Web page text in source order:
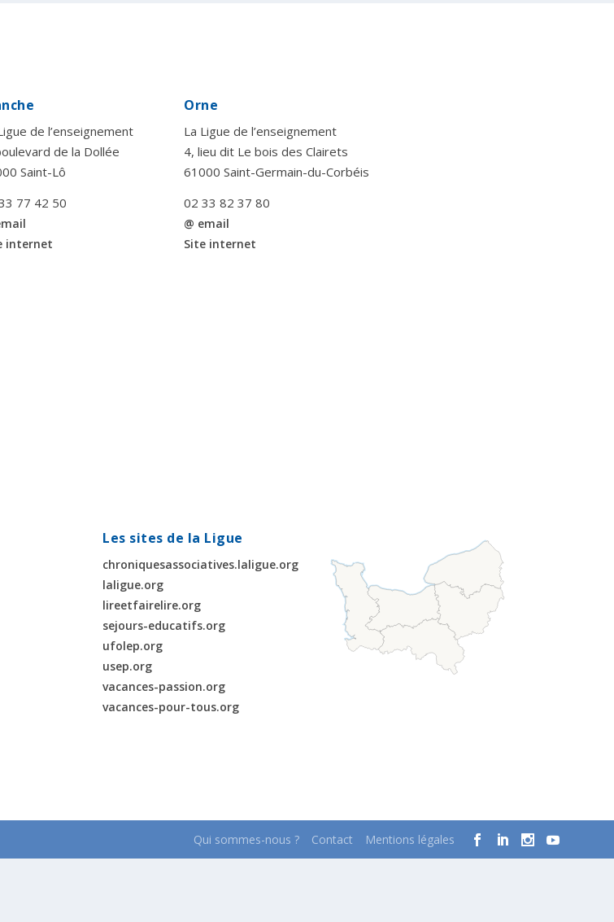
de l’enseignement
de la Dollée
Saint-Lô
77 42 50
internet
Orne
La Ligue de l’enseignement
4, lieu dit Le bois des Clairets
61000 Saint-Germain-du-Corbéis
02 33 82 37 80
@ email
Site internet
Les sites de la Ligue
chroniquesassociatives.laligue.org
laligue.org
lireetfairelire.org
sejours-educatifs.org
ufolep.org
usep.org
vacances-passion.org
vacances-pour-tous.org
Qui sommes-nous ? Contact Mentions légales